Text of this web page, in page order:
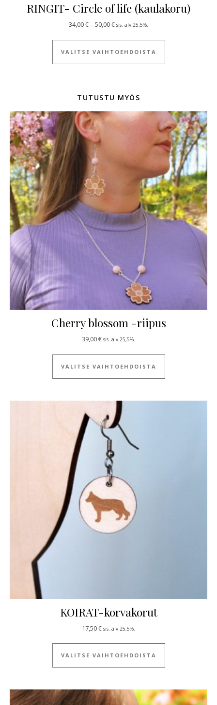
RINGIT- Circle of life (kaulakoru)
34,00€– 50,00€Hintaluokka: 34,00 € - 50,00 €
sis. alv 25,5%.
VALITSE VAIHTOEHDOISTA
Tällä tuotteella
TUTUSTU MYÖS
Cherry blossom -riipus
39,00€ sis. alv 25,5%.
VALITSE VAIHTOEHDOISTA
Tällä tuotteella
KOIRAT-korvakorut
17,50€ sis. alv 25,5%.
VALITSE VAIHTOEHDOISTA
Tällä tuotteella